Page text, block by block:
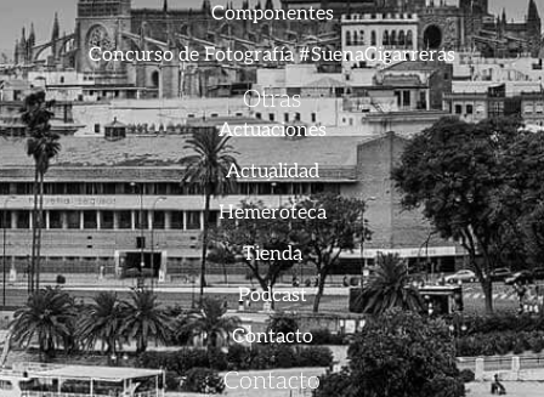
Componentes
Concurso de Fotografía #SuenaCigarreras
Otras
Actuaciones
Actualidad
Hemeroteca
Tienda
Podcast
Contacto
Contacto